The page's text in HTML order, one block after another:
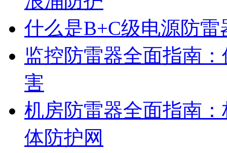
什么是B+C级电源防雷
监控防雷器全面指南
害
机房防雷器全面指南
体防护网